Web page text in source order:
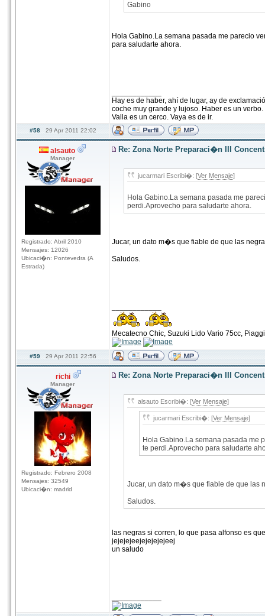
Gabino
Hola Gabino.La semana pasada me parecio
para saludarte ahora.
Hay es de haber, ahí de lugar, ay de
coche muy grande y lujoso. Haber es un
Valla es un cerco. Vaya es de ir.
#58 29 Apr 2011 22:02
alsauto
Manager
Registrado: Abril 2010
Mensajes: 12026
Ubicaci�n: Pontevedra (A
Estrada)
Re: Zona Norte Preparaci�n III
jucarmari Escribi�: [Ver Mensaje]
Hola Gabino.La semana pasada me
perdi.Aprovecho para saludarte ahora.
Jucar, un dato m�s que fiable de que las
Saludos.
Mecatecno Chic, Suzuki Lido Vario 75cc,
#59 29 Apr 2011 22:56
richi
Manager
Registrado: Febrero 2008
Mensajes: 32549
Ubicaci�n: madrid
Re: Zona Norte Preparaci�n III
alsauto Escribi�: [Ver Mensaje]
jucarmari Escribi�: [Ver Mensaje]
Hola Gabino.La semana pasada me
te perdi.Aprovecho para saludarte
Jucar, un dato m�s que fiable de que las
Saludos.
las negras si corren, lo que pasa alfonso es
jejejejeejejejejejeej
un saludo